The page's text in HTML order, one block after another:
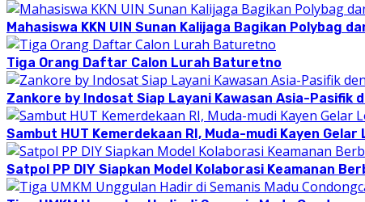
Mahasiswa KKN UIN Sunan Kalijaga Bagikan Polybag
Tiga Orang Daftar Calon Lurah Baturetno
Zankore by Indosat Siap Layani Kawasan Asia-
Sambut HUT Kemerdekaan RI, Muda-mudi Kayen
Satpol PP DIY Siapkan Model Kolaborasi Keamanan